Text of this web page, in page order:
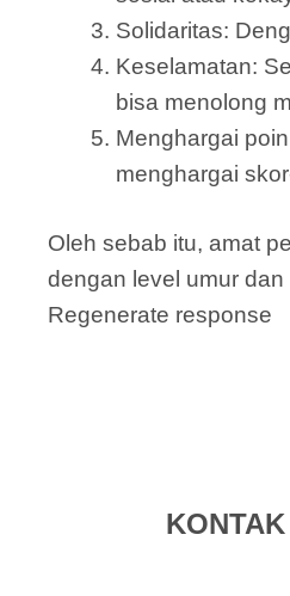
Solidaritas:
Keselamatan:
bisa menolong
Menghargai
menghargai
Oleh sebab itu, amat
dengan level umur
Regenerate response